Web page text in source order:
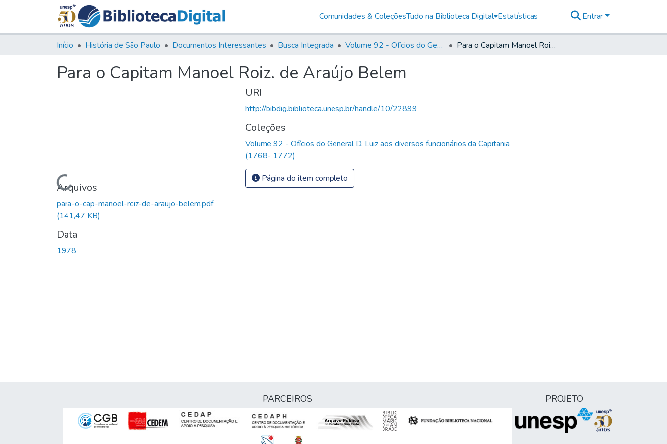
Comunidades & ColeçõesTudo na Biblioteca Digital Estatísticas Entrar
Início História de São Paulo Documentos Interessantes Busca Integrada Volume 92 - Ofícios do General D. Luiz aos diversos funcionários da Capitania (1768- 1772) Para o Capitam Manoel Roiz. de Araújo Belem
Para o Capitam Manoel Roiz. de Araújo Belem
Carregando...
Arquivos
para-o-cap-manoel-roiz-de-araujo-belem.pdf
(141,47 KB)
Data
1978
URI
http://bibdig.biblioteca.unesp.br/handle/10/22899
Coleções
Volume 92 - Ofícios do General D. Luiz aos diversos funcionários da Capitania
(1768- 1772)
Página do item completo
PARCEIROS PROJETO